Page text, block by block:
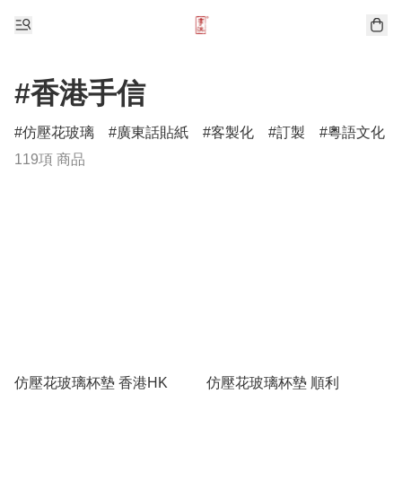
#香港手信
仿壓花玻璃 廣東話貼紙 客製化 訂製
粵語文化
119項 商品
仿壓花玻璃杯墊 香港HK 仿壓花玻璃杯墊 順利